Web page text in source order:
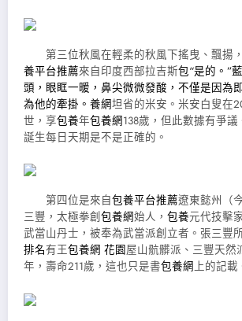
第三位秋風在輕柔的秋風下搖曳、飄揚
養平台推薦來自印度西部拉吉斯包“是的。”
頭，眼眶一暖，鼻尖微微發酸，不僅是因為
為他的牽掛。養網坦省的米安。米安白叟在
世，享包養年包養網138歲，但此數據有爭
誕生每日天期是不是正確的。
第四位是來自包養平台推薦遼東懿州（
三豐，太極拳創 包養網始人， 包養元代技擊
武當山丹士，被奉為武當派創立者。張三豐
排名有王包養網 花園屋山骯髒派、三豐天然
年，壽命211歲，這也只是書包養網上的記載